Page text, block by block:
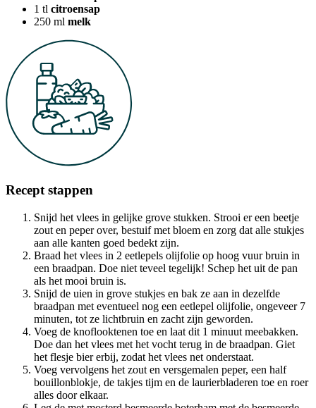
1 tl citroensap
250 ml melk
Recept stappen
Snijd het vlees in gelijke grove stukken. Strooi er een beetje
zout en peper over, bestuif met bloem en zorg dat alle stukjes
aan alle kanten goed bedekt zijn.
Braad het vlees in 2 eetlepels olijfolie op hoog vuur bruin in
een braadpan. Doe niet teveel tegelijk! Schep het uit de pan
als het mooi bruin is.
Snijd de uien in grove stukjes en bak ze aan in dezelfde
braadpan met eventueel nog een eetlepel olijfolie, ongeveer 7
minuten, tot ze lichtbruin en zacht zijn geworden.
Voeg de knoflooktenen toe en laat dit 1 minuut meebakken.
Doe dan het vlees met het vocht terug in de braadpan. Giet
het flesje bier erbij, zodat het vlees net onderstaat.
Voeg vervolgens het zout en versgemalen peper, een half
bouillonblokje, de takjes tijm en de laurierbladeren toe en roer
alles door elkaar.